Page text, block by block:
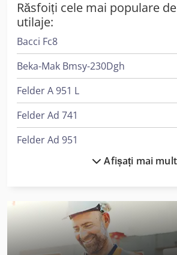
Răsfoiți cele mai populare
utilaje:
Bacci Fc8
Beka-Mak Bmsy-230Dgh
Felder A 951 L
Felder Ad 741
Felder Ad 951
Felder Fbp 60
Felder Fd 21 Professional
Afișați mai mult